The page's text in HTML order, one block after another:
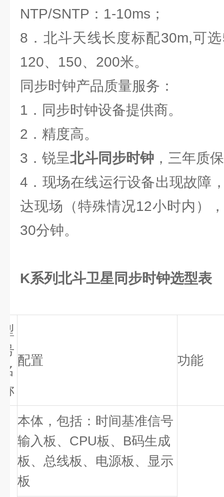
NTP/SNTP：1-10ms；
8．北斗天线长度标配30m,可
120、150、200米。
同步时钟产品质量服务：
1．同步时钟设备提供商。
2．精度高。
3．锐呈北斗同步时钟 ，三年质
4．现场在线运行设备出现故障
达现场（特殊情况12小时内）
30分钟。
K系列北斗卫星同步时钟选型表
型
号
名
称
配置 功能
本体，包括：时间基准信号
输入板、CPU板、B码生成
板、总线板、电源板、显示
板